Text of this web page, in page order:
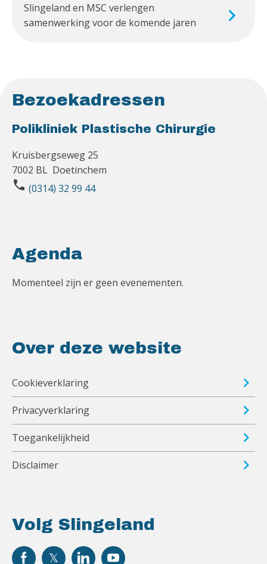
Slingeland en MSC verlengen
samenwerking voor de komende jaren
Bezoekadressen
Polikliniek Plastische Chirurgie
Kruisbergseweg 25
7002 BL Doetinchem
phone (0314) 32 99 44
Volg Slingeland
Agenda
Momenteel zijn er geen evenementen.
Over deze website
Cookieverklaring
Privacyverklaring
Toegankelijkheid
Disclaimer